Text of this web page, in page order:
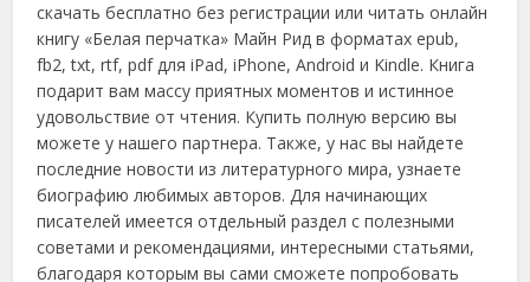
скачать бесплатно без регистрации или читать онлайн
книгу «Белая перчатка» Майн Рид в форматах epub,
fb2, txt, rtf, pdf для iPad, iPhone, Android и Kindle. Книга
подарит вам массу приятных моментов и истинное
удовольствие от чтения. Купить полную версию вы
можете у нашего партнера. Также, у нас вы найдете
последние новости из литературного мира, узнаете
биографию любимых авторов. Для начинающих
писателей имеется отдельный раздел с полезными
советами и рекомендациями, интересными статьями,
благодаря которым вы сами сможете попробовать